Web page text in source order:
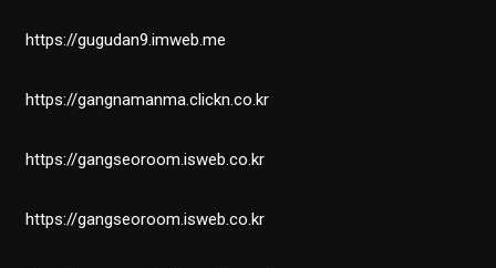
https://gugudan9.imweb.me
https://gangnamanma.clickn.co.kr
https://gangseoroom.isweb.co.kr
https://gangseoroom.isweb.co.kr